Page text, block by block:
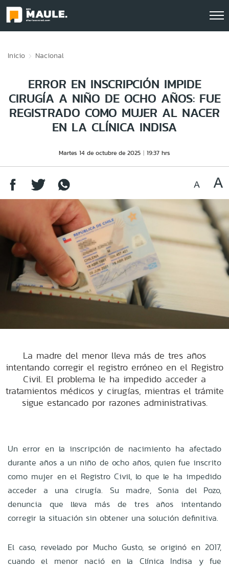
Inicio Nacional
ERROR EN INSCRIPCIÓN IMPIDE
CIRUGÍA A NIÑO DE OCHO AÑOS: FUE
REGISTRADO COMO MUJER AL NACER
EN LA CLÍNICA INDISA
Martes 14 de octubre de 2025 19:37 hrs
La madre del menor lleva más de tres años
intentando corregir el registro erróneo en el Registro
Civil. El problema le ha impedido acceder a
tratamientos médicos y cirugías, mientras el trámite
sigue estancado por razones administrativas.
Un error en la inscripción de nacimiento ha afectado
durante años a un niño de ocho años, quien fue inscrito
como mujer en el Registro Civil, lo que le ha impedido
acceder a una cirugía. Su madre, Sonia del Pozo,
denuncia que lleva más de tres años intentando
corregir la situación sin obtener una solución definitiva.
El caso, revelado por Mucho Gusto, se originó en 2017,
cuando el menor nació en la Clínica Indisa y fue